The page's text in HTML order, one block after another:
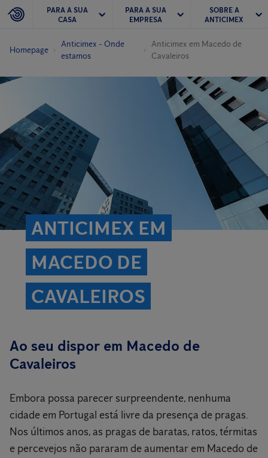
PARA A SUA
CASA
PARA A SUA
EMPRESA
SOBRE A
ANTICIMEX
Homepage
Anticimex - Onde
estamos
Anticimex em Macedo de
Cavaleiros
ANTICIMEX EM
MACEDO DE
CAVALEIROS
Ao seu dispor em Macedo de
Cavaleiros
Embora possa parecer surpreendente, nenhuma
cidade em Portugal está livre da presença de pragas.
Nos últimos anos, as pragas de baratas, ratos, térmitas
e percevejos não pararam de aumentar em Macedo de